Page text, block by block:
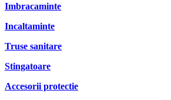
Imbracaminte
Incaltaminte
Truse sanitare
Stingatoare
Accesorii protectie